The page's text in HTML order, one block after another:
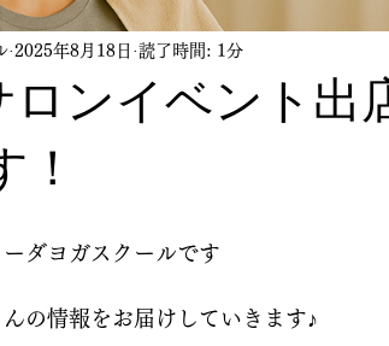
ロンイベント出
2025年8月18日 読了時間: 1分
ダヨガスクールです
の情報をお届けしていきます♪